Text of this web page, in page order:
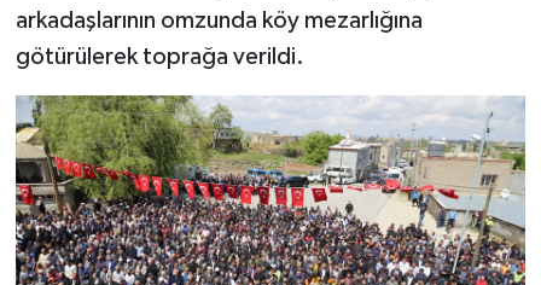
arkadaşlarının omzunda köy mezarlığına
götürülerek toprağa verildi.
Edirne Müftülüğü
Erzincan Müftülüğü
Erzurum Müftülüğü
Eskişehir Müftülüğü